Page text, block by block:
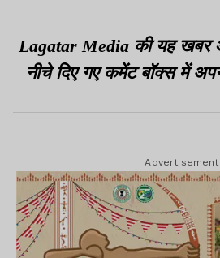
Lagatar Media की यह खबर
नीचे दिए गए कमेंट बॉक्स में
Advertisement